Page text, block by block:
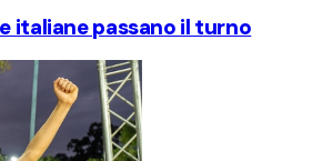
italiane passano il turno